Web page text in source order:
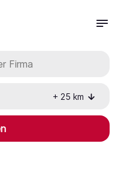
+ 25 km